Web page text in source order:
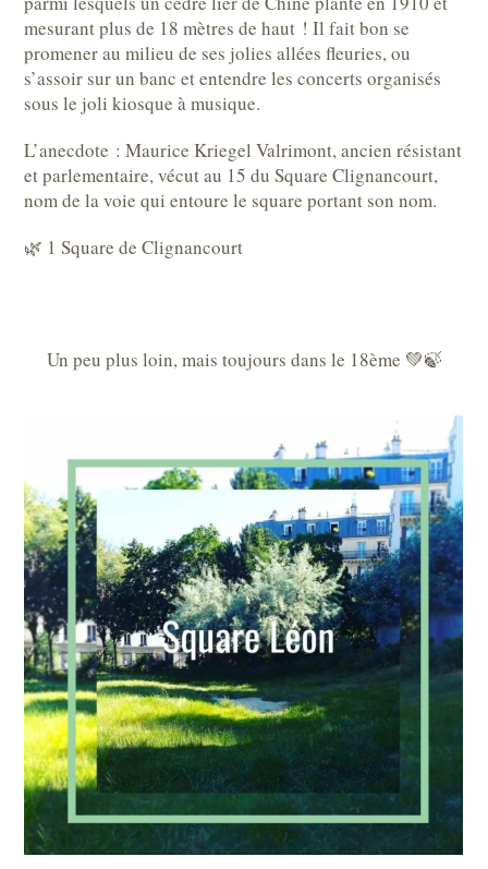
mesurant plus de 18 mètres de haut ! Il fait bon se
promener au milieu de ses jolies allées fleuries, ou
s’assoir sur un banc et entendre les concerts organisés
sous le joli kiosque à musique.
L’anecdote : Maurice Kriegel Valrimont, ancien résistant
et parlementaire, vécut au 15 du Square Clignancourt,
nom de la voie qui entoure le square portant son nom.
🌿 1 Square de Clignancourt
Un peu plus loin, mais toujours dans le 18ème 💚🍃